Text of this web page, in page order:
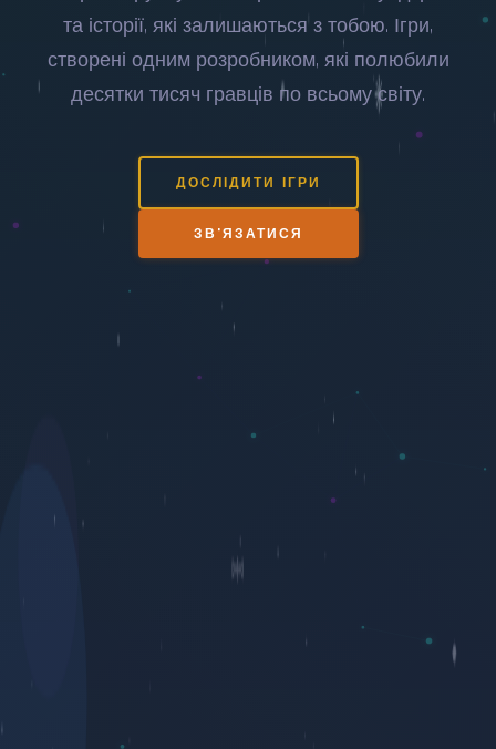
та історії, які залишаються з тобою. Ігри,
створені одним розробником, які полюбили
десятки тисяч гравців по всьому світу.
ДОСЛІДИТИ ІГРИ
ЗВ'ЯЗАТИСЯ